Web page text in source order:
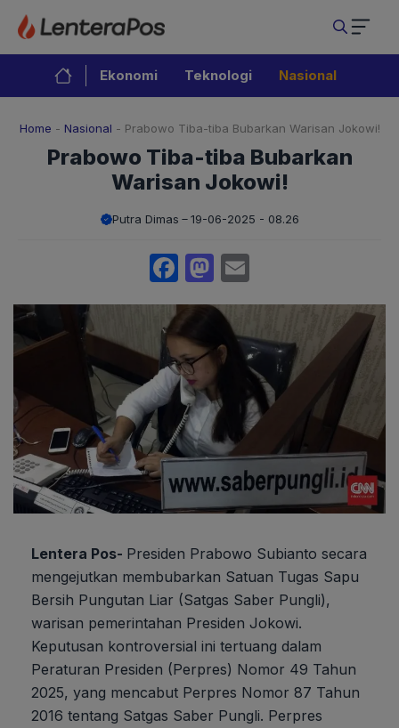
Langsung
isi
Ekonomi Teknologi Nasional
Home - Nasional - Prabowo Tiba-tiba Bubarkan Warisan Jokowi!
Prabowo Tiba-tiba Bubarkan
Warisan Jokowi!
Putra Dimas 19-06-2025 - 08.26
Facebook
Mastodon
Lentera Pos- Presiden Prabowo Subianto secara
mengejutkan membubarkan Satuan Tugas Sapu
Bersih Pungutan Liar (Satgas Saber Pungli),
warisan pemerintahan Presiden Jokowi.
Keputusan kontroversial ini tertuang dalam
Peraturan Presiden (Perpres) Nomor 49 Tahun
2025, yang mencabut Perpres Nomor 87 Tahun
2016 tentang Satgas Saber Pungli. Perpres